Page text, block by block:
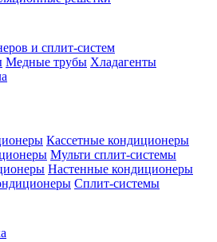
и сплит-систем
Медные трубы Хладагенты
Кассетные кондиционеры
Мульти сплит-системы
Настенные кондиционеры
Сплит-системы